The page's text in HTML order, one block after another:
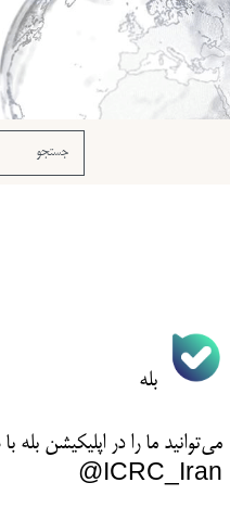
بله
می‌توانید ما را در اپلیکیشن بله
ICRC_Iran@